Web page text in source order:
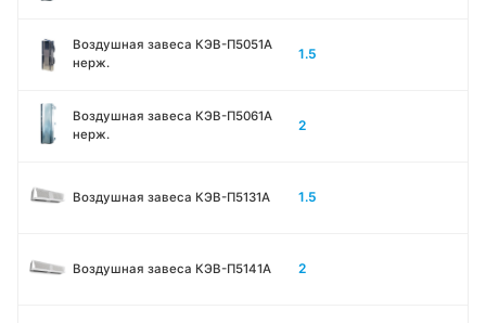
Воздушная завеса КЭВ-П5051A
нерж.
1.5
Воздушная завеса КЭВ-П5061A
нерж.
2
Воздушная завеса КЭВ-П5131А 1.5
Воздушная завеса КЭВ-П5141А 2